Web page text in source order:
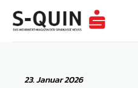
23. Januar 2026